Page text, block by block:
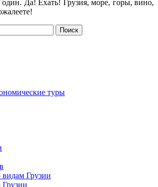
один. Да! Ехать! Грузия, море, горы, вино,
туры
Грузии